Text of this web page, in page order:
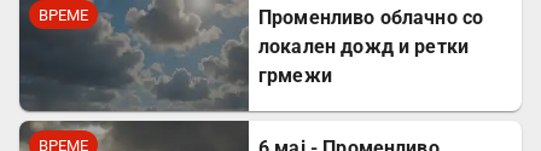
ВРЕМЕ
Променливо облачно со
локален дожд и ретки
грмежи
ВРЕМЕ